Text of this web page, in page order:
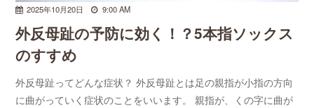
2025年10月20日 9:00 AM
外反母趾の予防に効く！？5本指ソックス
のすすめ
外反母趾ってどんな症状？ 外反母趾とは足の親指が小指の方向
に曲がっていく症状のことをいいます。 親指が、くの字に曲が